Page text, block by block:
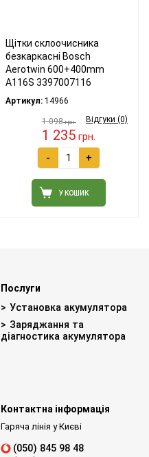
Щітки склоочисника
безкаркасні Bosch
Aerotwin 600+400mm
A116S 3397007116
Артикул: 14966
Відгуки (0)
1 098грн.
1 235грн.
- +
У КОШИК
Послуги
Установка акумулятора
Заряджання та
діагностика акумулятора
Контактна інформація
Гаряча лінія у Києві
(050) 845 98 48